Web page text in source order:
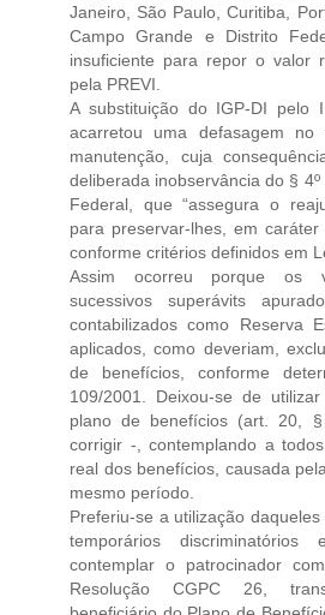
Janeiro, São Paulo, Curitiba,
Campo Grande e Distrito
insuficiente para repor o valor
pela PREVI.
A substituição do IGP-DI pelo
acarretou uma defasagem
manutenção, cuja
deliberada inobservância do §
Federal, que “assegura o
para preservar-lhes, em
conforme critérios definidos em
Assim ocorreu porque os
sucessivos superávits
contabilizados como Reserva
aplicados, como deveriam,
de benefícios, conforme
109/2001. Deixou-se de
plano de benefícios (art. 20,
corrigir -, contemplando a
real dos benefícios, causada
mesmo período.
Preferiu-se a utilização
temporários
contemplar o patrocinador
Resolução CGPC 26,